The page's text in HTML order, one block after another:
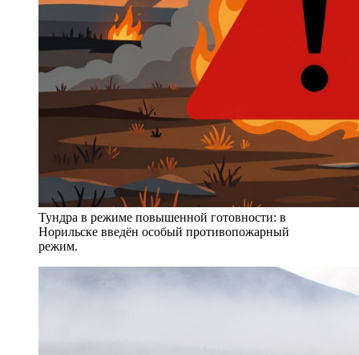
Тундра в режиме повышенной готовности: в
Норильске введён особый противопожарный
режим.